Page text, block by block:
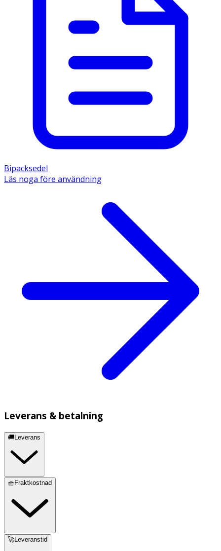
Bipacksedel
Läs noga före användning
Leverans & betalning
🚚Leverans
🧺Fraktkostnad
🚀Leveranstid